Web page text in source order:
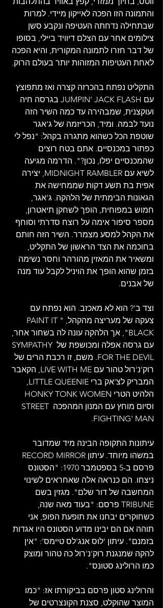
והתמונה הזו הפכה לאייקון מיידי. למרות
שבתחילה נדחתה העטיפה ונקבע סשן
צילומים אחר עם הצלם דיוויד ביילי, בסופו
של דבר חזרו לתמונה המקורית, והיא הפכה
לאחת העטיפות המזוהות יותר בעולם הרוק.
התקליט נפתח בהכרזה קצרה ואז מתפוצץ
עם JUMPIN' JACK FLASH בגרסה חיה
ועוקצנית, שמבהירה עד כמה השיר הזה
נועד לבמה. ומיד, הכריזמה של ג'אגר
שוטפת הכל כשהוא מתגרה בקהל: "נפל לי
כפתור במכנסיים. אתם בטח רוצים
שהמכנסיים יפלו, נכון?". הדרמה מגיעה
לשיא עם MIDNIGHT RAMBLER, יצירה
אפית בת תשע דקות שממחישה את
הגאונות הבימתית של הלהקה. ג'אגר,
חמוש במפוחית, הופך לשחקן תיאטרון,
מספר סיפור אימה על רוצח סדרתי וסוחף
את הקהל למסע מצמרר. השיר הזה חותם
בחוכמה את הצד הראשון של התקליט,
ומשאיר את המאזין מהורהר וחסר נשימה
בזמן שהוא הופך את הויניל לקבל עוד מנה
של אבנים.
וצד ב'? הוא לא מאכזב. הוא נפתח עם
צעקה של מעריצה מהקהל, "PAINT IT
BLACK", אך הלהקה עונה לה בשחור אחר,
עם גרסה אפלה ומכושפת של SYMPATHY
FOR THE DEVIL. משם, זו רכבת הרים של
רוק'נ'רול טהור עם LIVE WITH ME, הקאבר
המבריק לצ'אק ברי LITTLE QUEENIE,
וסיום מוחץ עם המנון המהפכה STREET
FIGHTING' MAN.
עיתונות התקופה הבינה מיד שמדובר
פרסם ב-5 בספטמבר 1970: "הסטונס
ניצחו. הם כנראה אלה שאחראים לשינוי
המחשבה של דור שלם". מגזין בשם
TRIBUNE פרסם: "בעוד מאה שנה,
כשחוקרים יבחנו את תופעת הפופ, אני
תוהה אם הם יבינו מדוע הסטונס היו אגדות
בזמנם". עיתון 'לוס אנג'לס טיימס': "אין
להקה שמנגנת רוק'נ'רול כה טהור ומוצק
כמו הרולינג סטונס".
והרולינג סטון פרסם בביקורתו אז: "כמו
המוצר שהוקלט, סצנת הקונצרטים של